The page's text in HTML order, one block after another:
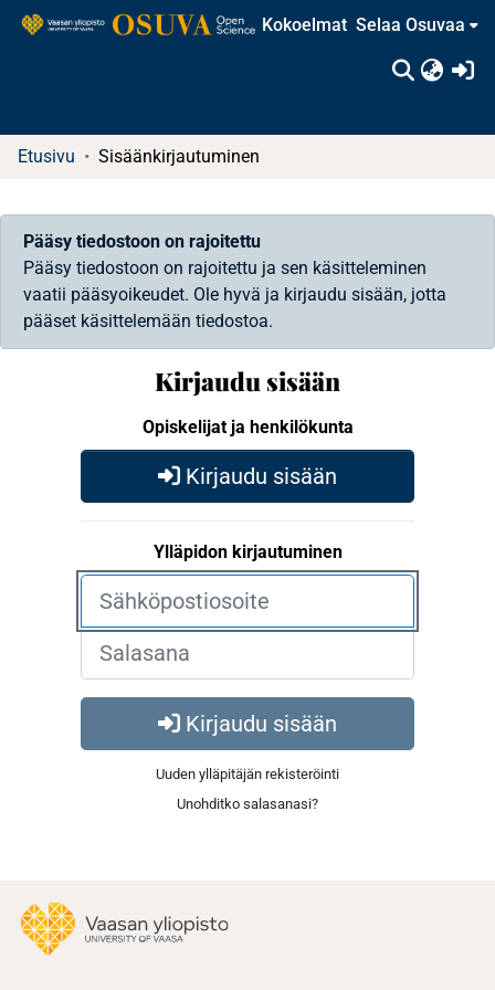
Kokoelmat Selaa Osuvaa
Etusivu Sisäänkirjautuminen
Pääsy tiedostoon on rajoitettu
Pääsy tiedostoon on rajoitettu ja sen käsitteleminen
vaatii pääsyoikeudet. Ole hyvä ja kirjaudu sisään, jotta
pääset käsittelemään tiedostoa.
Kirjaudu sisään
Opiskelijat ja henkilökunta
Kirjaudu sisään
Ylläpidon kirjautuminen
Kirjaudu sisään
Uuden ylläpitäjän rekisteröinti
Unohditko salasanasi?